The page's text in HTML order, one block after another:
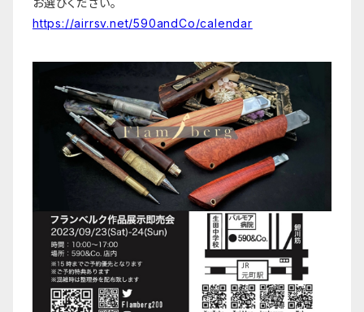
お選びください。
https://airrsv.net/590andCo/calendar